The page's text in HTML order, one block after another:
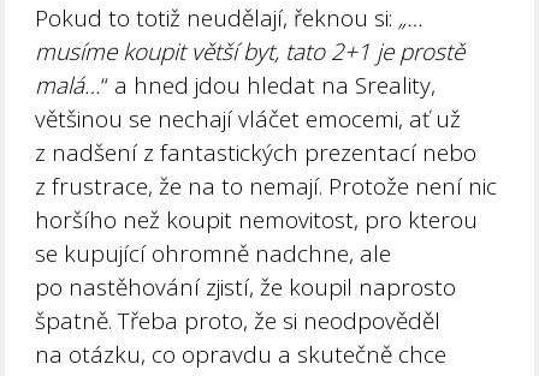
Pokud to totiž neudělají, řeknou si: „…
musíme koupit větší byt, tato 2+1 je prostě
malá…“ a hned jdou hledat na Sreality,
většinou se nechají vláčet emocemi, ať už
z nadšení z fantastických prezentací nebo
z frustrace, že na to nemají. Protože není nic
horšího než koupit nemovitost, pro kterou
se kupující ohromně nadchne, ale
po nastěhování zjistí, že koupil naprosto
špatně. Třeba proto, že si neodpověděl
na otázku, co opravdu a skutečně chce